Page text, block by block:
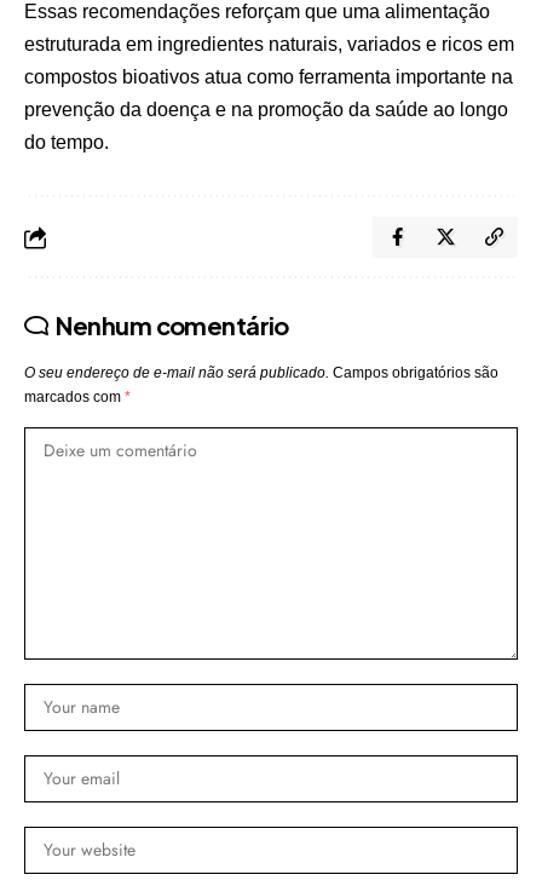
Essas recomendações reforçam que uma alimentação
estruturada em ingredientes naturais, variados e ricos em
compostos bioativos atua como ferramenta importante na
prevenção da doença e na promoção da saúde ao longo
do tempo.
Nenhum comentário
O seu endereço de e-mail não será publicado. Campos obrigatórios são
marcados com *